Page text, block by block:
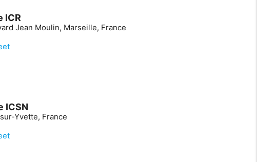
ICR
Jean Moulin, Marseille, France
ICSN
Yvette, France